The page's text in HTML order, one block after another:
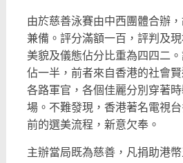
由於慈善泳賽由中西團體合辦
兼備。評分滿額一百，評判及
美貌及儀態佔分比重為四四二
佔一半，前者來自香港的社會
各路軍官，各個佳麗分別穿著
場。不難發現，香港著名電視
前的選美流程，新意欠奉。
主辦當局既為慈善，凡捐助港